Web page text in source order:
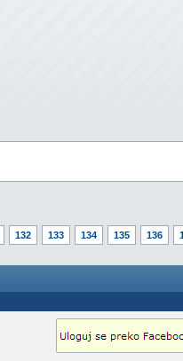
132 133 134 135 136